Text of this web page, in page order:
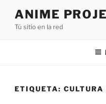
contenido
ANIME
Tú sitio en la red
ETIQUETA: CULTURA